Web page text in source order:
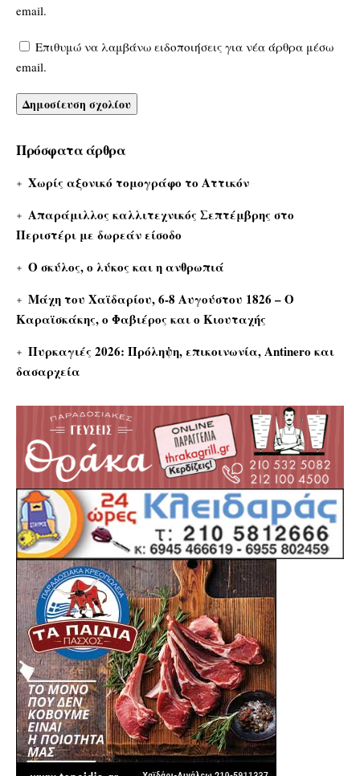
email.
Επιθυμώ να λαμβάνω ειδοποιήσεις για νέα άρθρα μέσω
email.
Πρόσφατα άρθρα
Χωρίς αξονικό τομογράφο το Αττικόν
Απαράμιλλος καλλιτεχνικός Σεπτέμβρης στο
Περιστέρι με δωρεάν είσοδο
Ο σκύλος, ο λύκος και η ανθρωπιά
Μάχη του Χαϊδαρίου, 6-8 Αυγούστου 1826 – Ο
Καραϊσκάκης, ο Φαβιέρος και ο Κιουταχής
Πυρκαγιές 2026: Πρόληψη, επικοινωνία, Antinero και
δασαρχεία